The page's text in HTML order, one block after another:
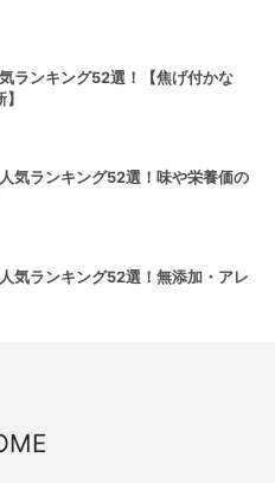
ランキング52選！【焦げ付かな
気ランキング52選！味や栄養価の
気ランキング52選！無添加・アレ